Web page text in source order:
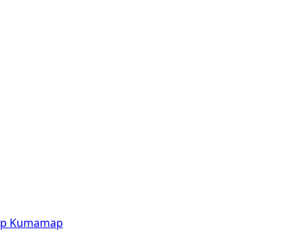
Kumamap